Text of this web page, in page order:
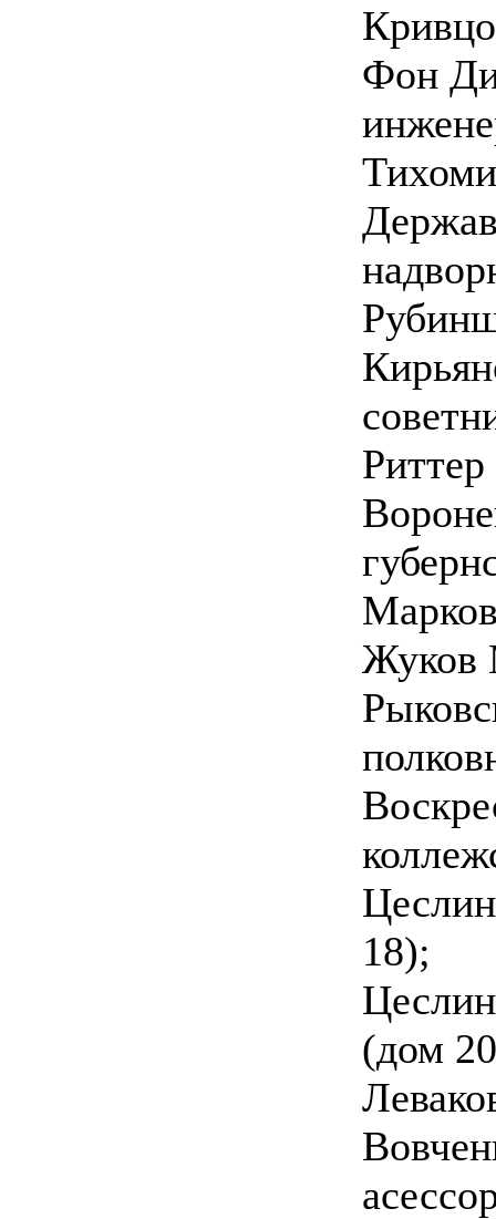
Фон
Жуков
18);
(дом